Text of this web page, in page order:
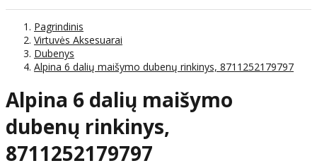
Pagrindinis
Virtuvės Aksesuarai
Dubenys
Alpina 6 dalių maišymo dubenų rinkinys, 8711252179797
Alpina 6 dalių maišymo
dubenų rinkinys,
8711252179797